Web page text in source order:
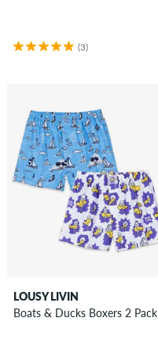
(3)
LOUSY LIVIN
Boats & Ducks Boxers 2 Pack